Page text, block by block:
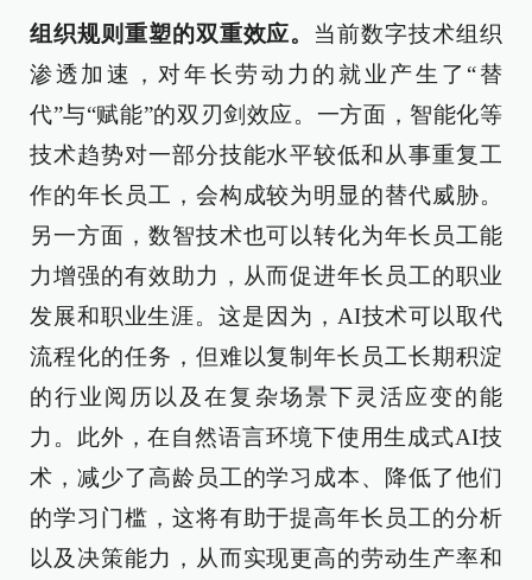
组织规则重塑的双重效应。 当前数字技术组织
渗透加速，对年长劳动力的就业产生了“替
代”与“赋能”的双刃剑效应。一方面，智能化等
技术趋势对一部分技能水平较低和从事重复工
作的年长员工，会构成较为明显的替代威胁。
另一方面，数智技术也可以转化为年长员工能
力增强的有效助力，从而促进年长员工的职业
发展和职业生涯。这是因为，AI技术可以取代
流程化的任务，但难以复制年长员工长期积淀
的行业阅历以及在复杂场景下灵活应变的能
力。此外，在自然语言环境下使用生成式AI技
术，减少了高龄员工的学习成本、降低了他们
的学习门槛，这将有助于提高年长员工的分析
以及决策能力，从而实现更高的劳动生产率和